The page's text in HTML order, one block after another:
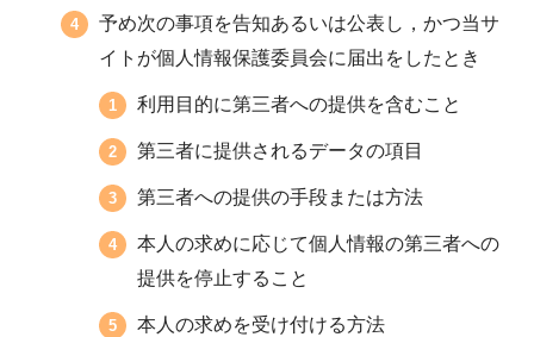
予め次の事項を告知あるいは公表し，かつ当サ
イトが個人情報保護委員会に届出をしたとき
利用目的に第三者への提供を含むこと
第三者に提供されるデータの項目
第三者への提供の手段または方法
本人の求めに応じて個人情報の第三者への
提供を停止すること
本人の求めを受け付ける方法